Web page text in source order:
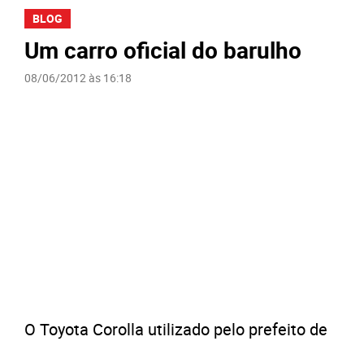
BLOG
Um carro oficial do barulho
08/06/2012 às 16:18
O Toyota Corolla utilizado pelo prefeito de